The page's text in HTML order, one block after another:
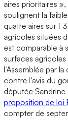
aires prioritaires
soulignent la
quatre aires sur 1
agricoles situées
est comparable à
surfaces
l'Assemblée par
contre l'avis du
députée Sandrine
proposition de loi
compter de